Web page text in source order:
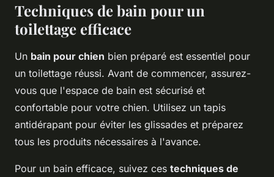
Techniques de bain pour un
toilettage efficace
Un bain pour chien bien préparé est essentiel pour
un toilettage réussi. Avant de commencer, assurez-
vous que l'espace de bain est sécurisé et
confortable pour votre chien. Utilisez un tapis
antidérapant pour éviter les glissades et préparez
tous les produits nécessaires à l'avance.
Pour un bain efficace, suivez ces techniques de